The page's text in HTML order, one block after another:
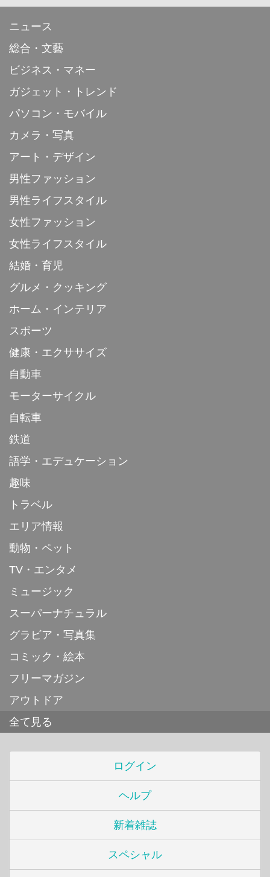
ニュース
総合・文藝
ビジネス・マネー
ガジェット・トレンド
パソコン・モバイル
カメラ・写真
アート・デザイン
男性ファッション
男性ライフスタイル
女性ファッション
女性ライフスタイル
結婚・育児
グルメ・クッキング
ホーム・インテリア
スポーツ
健康・エクササイズ
自動車
モーターサイクル
自転車
鉄道
語学・エデュケーション
趣味
トラベル
エリア情報
動物・ペット
TV・エンタメ
ミュージック
スーパーナチュラル
グラビア・写真集
コミック・絵本
フリーマガジン
アウトドア
全て見る
ログイン
ヘルプ
新着雑誌
スペシャル